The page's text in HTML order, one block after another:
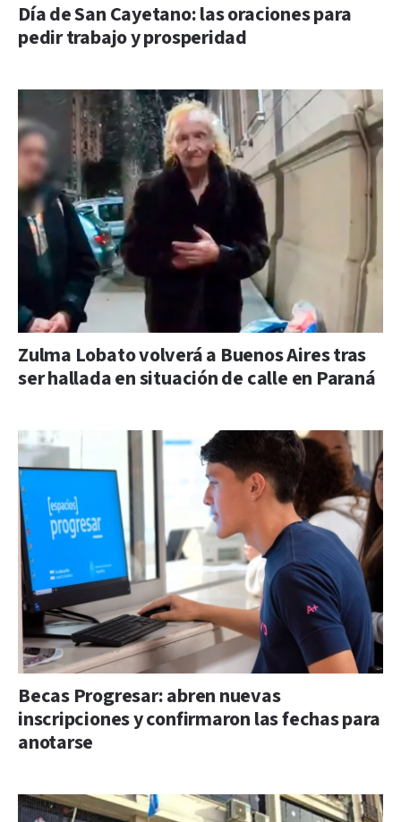
Día de San Cayetano: las oraciones para
pedir trabajo y prosperidad
Zulma Lobato volverá a Buenos Aires tras
ser hallada en situación de calle en Paraná
Becas Progresar: abren nuevas
inscripciones y confirmaron las fechas para
anotarse